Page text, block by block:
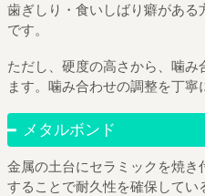
歯ぎしり・食いしばり癖があ
です。
ただし、硬度の高さから、噛み
ます。噛み合わせの調整を丁寧
メタルボンド
金属の土台にセラミックを焼
することで耐久性を確保して